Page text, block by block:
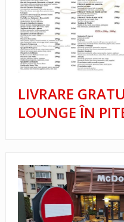
LIVRARE
LOUNGE ÎN